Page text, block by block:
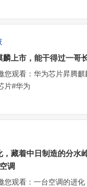
麟上市，能干得过一哥
您观看：华为芯片昇腾
片#华为
，藏着中日制造的分水
调
您观看：一台空调的进